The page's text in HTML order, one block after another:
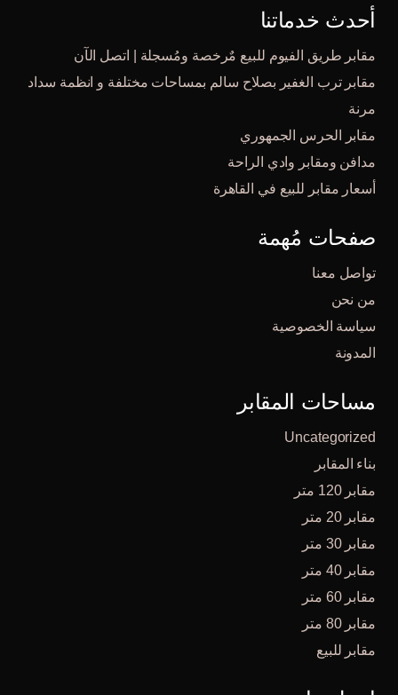
أحدث خدماتنا
مقابر طريق الفيوم للبيع مٌرخصة ومُسجلة | اتصل الآن
مقابر ترب الغفير بصلاح سالم بمساحات مختلفة و انظمة سداد
مرنة
مقابر الحرس الجمهوري
مدافن ومقابر وادي الراحة
أسعار مقابر للبيع في القاهرة
صفحات مُهمة
تواصل معنا
من نحن
سياسة الخصوصية
المدونة
مساحات المقابر
Uncategorized
بناء المقابر
مقابر 120 متر
مقابر 20 متر
مقابر 30 متر
مقابر 40 متر
مقابر 60 متر
مقابر 80 متر
مقابر للبيع